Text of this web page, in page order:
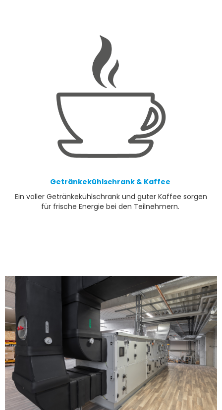
Getränkekühlschrank & Kaffee
Ein voller Getränkekühlschrank und guter Kaffee sorgen
für frische Energie bei den Teilnehmern.